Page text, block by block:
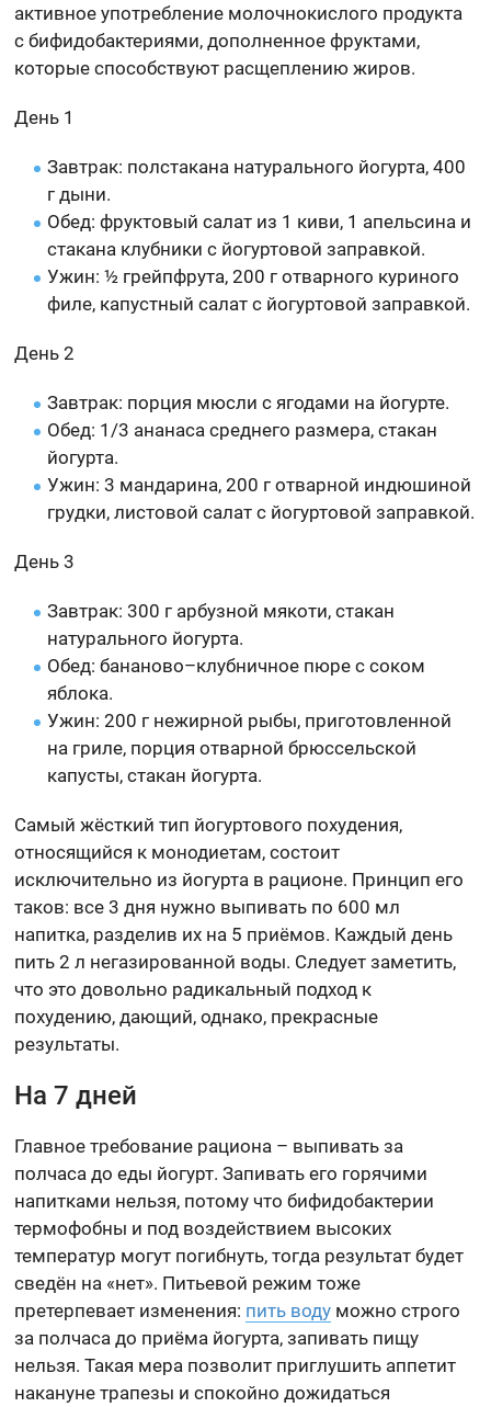
активное употребление молочнокислого продукта
с бифидобактериями, дополненное фруктами,
которые способствуют расщеплению жиров.
День 1
Завтрак: полстакана натурального йогурта, 400
г дыни.
Обед: фруктовый салат из 1 киви, 1 апельсина и
стакана клубники с йогуртовой заправкой.
Ужин: ½ грейпфрута, 200 г отварного куриного
филе, капустный салат с йогуртовой заправкой.
День 2
Завтрак: порция мюсли с ягодами на йогурте.
Обед: 1/3 ананаса среднего размера, стакан
йогурта.
Ужин: 3 мандарина, 200 г отварной индюшиной
грудки, листовой салат с йогуртовой заправкой.
День 3
Завтрак: 300 г арбузной мякоти, стакан
натурального йогурта.
Обед: бананово–клубничное пюре с соком
яблока.
Ужин: 200 г нежирной рыбы, приготовленной
на гриле, порция отварной брюссельской
капусты, стакан йогурта.
Самый жёсткий тип йогуртового похудения,
относящийся к монодиетам, состоит
исключительно из йогурта в рационе. Принцип его
таков: все 3 дня нужно выпивать по 600 мл
напитка, разделив их на 5 приёмов. Каждый день
пить 2 л негазированной воды. Следует заметить,
что это довольно радикальный подход к
похудению, дающий, однако, прекрасные
результаты.
На 7 дней
Главное требование рациона – выпивать за
полчаса до еды йогурт. Запивать его горячими
напитками нельзя, потому что бифидобактерии
термофобны и под воздействием высоких
температур могут погибнуть, тогда результат будет
сведён на «нет». Питьевой режим тоже
претерпевает изменения: пить воду можно строго
за полчаса до приёма йогурта, запивать пищу
нельзя. Такая мера позволит приглушить аппетит
накануне трапезы и спокойно дожидаться